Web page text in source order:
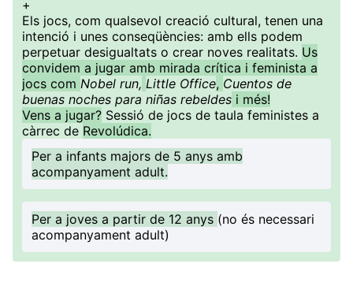
+
Els jocs, com qualsevol creació cultural, tenen una
intenció i unes conseqüències: amb ells podem
perpetuar desigualtats o crear noves realitats. Us
convidem a jugar amb mirada crítica i feminista a
jocs com Nobel run, Little Office, Cuentos de
buenas noches para niñas rebeldes i més!
Vens a jugar? Sessió de jocs de taula feministes a
càrrec de Revolúdica.
Per a infants majors de 5 anys amb
acompanyament adult.
Per a joves a partir de 12 anys (no és necessari
acompanyament adult)